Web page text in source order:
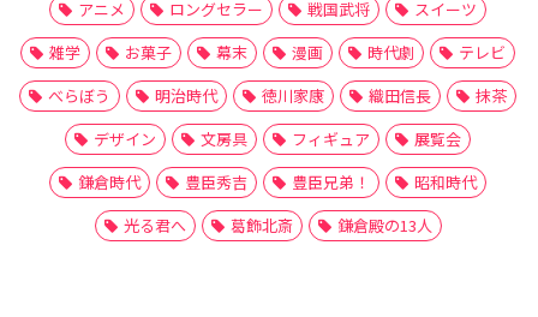
アニメ
ロングセラー 戦国武将
スイーツ
雑学
お菓子 幕末 漫画 時代劇
テレビ
べらぼう
明治時代 徳川家康 織田信長
抹茶
デザイン
文房具 フィギュア
展覧会
鎌倉時代
豊臣秀吉 豊臣兄弟！
昭和時代
光る君へ
葛飾北斎 鎌倉殿の13人